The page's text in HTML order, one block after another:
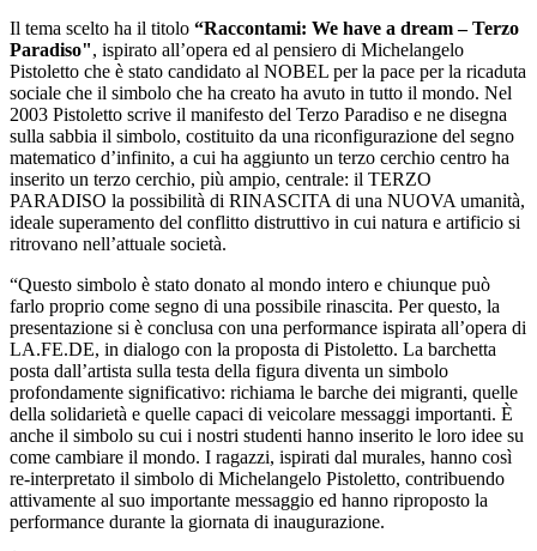
Il tema scelto ha il titolo “Raccontami: We have a dream – Terzo
Paradiso", ispirato all’opera ed al pensiero di Michelangelo
Pistoletto che è stato candidato al NOBEL per la pace per la ricaduta
sociale che il simbolo che ha creato ha avuto in tutto il mondo. Nel
2003 Pistoletto scrive il manifesto del Terzo Paradiso e ne disegna
sulla sabbia il simbolo, costituito da una riconfigurazione del segno
matematico d’infinito, a cui ha aggiunto un terzo cerchio centro ha
inserito un terzo cerchio, più ampio, centrale: il TERZO
PARADISO la possibilità di RINASCITA di una NUOVA umanità,
ideale superamento del conflitto distruttivo in cui natura e artificio si
ritrovano nell’attuale società.
“Questo simbolo è stato donato al mondo intero e chiunque può
farlo proprio come segno di una possibile rinascita. Per questo, la
presentazione si è conclusa con una performance ispirata all’opera di
LA.FE.DE, in dialogo con la proposta di Pistoletto. La barchetta
posta dall’artista sulla testa della figura diventa un simbolo
profondamente significativo: richiama le barche dei migranti, quelle
della solidarietà e quelle capaci di veicolare messaggi importanti. È
anche il simbolo su cui i nostri studenti hanno inserito le loro idee su
come cambiare il mondo. I ragazzi, ispirati dal murales, hanno così
re-interpretato il simbolo di Michelangelo Pistoletto, contribuendo
attivamente al suo importante messaggio ed hanno riproposto la
performance durante la giornata di inaugurazione.